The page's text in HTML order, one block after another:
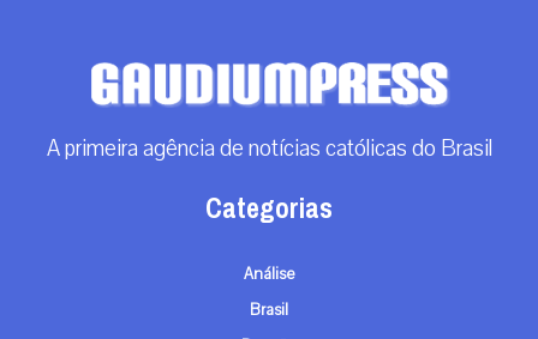
A primeira agência de notícias católicas do Brasil
Categorias
Análise
Brasil